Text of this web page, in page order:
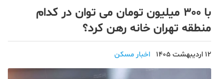
تحلیل مسکن
با 300 میلیون تومان می توان در کدام
منطقه تهران خانه رهن کرد؟
12 اردیبهشت 1405 اخبار مسکن